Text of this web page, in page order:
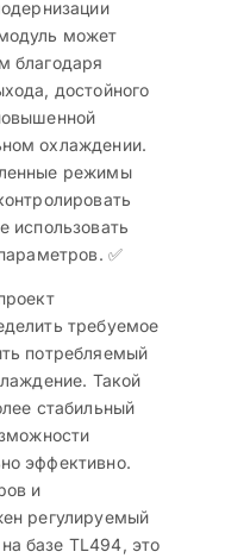
может
благодаря
достойного
охлаждении.
режимы
использовать
✅
требуемое
потребляемый
Такой
стабильный
эффективно.
и
регулируемый
базе TL494, это